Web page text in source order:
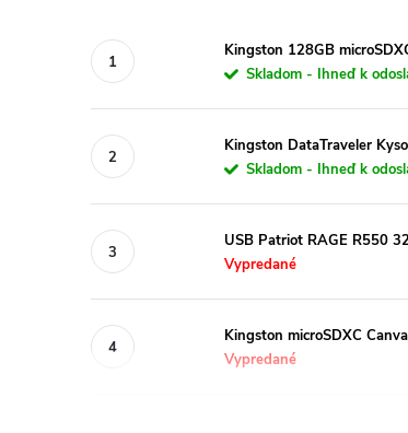
Kingston 128GB
Skladom - Ihneď k
Kingston DataTraveler
Skladom - Ihneď k
USB Patriot RAGE R550
Vypredané
Kingston microSDXC
Vypredané